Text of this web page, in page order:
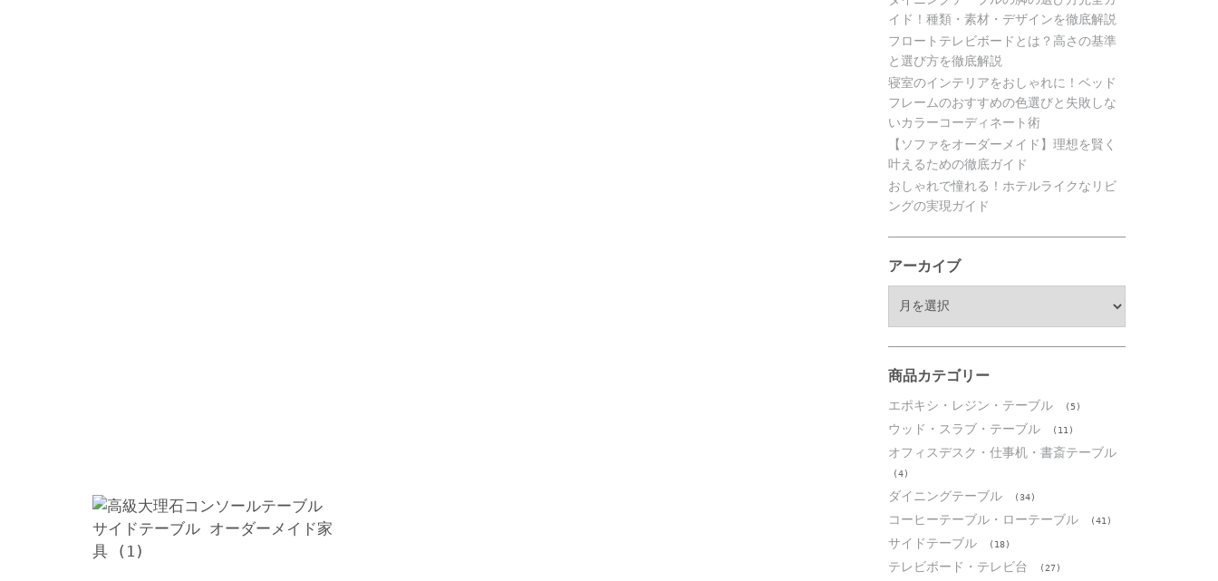
イド！種類・素材・デザインを徹底解説
フロートテレビボードとは？高さの基準
と選び方を徹底解説
寝室のインテリアをおしゃれに！ベッド
フレームのおすすめの色選びと失敗しな
いカラーコーディネート術
【ソファをオーダーメイド】理想を賢く
叶えるための徹底ガイド
おしゃれで憧れる！ホテルライクなリビ
ングの実現ガイド
アーカイブ
ブ
商品カテゴリー
エポキシ・レジン・テーブル (5)
ウッド・スラブ・テーブル (11)
オフィスデスク・仕事机・書斎テーブル
(4)
ダイニングテーブル (34)
コーヒーテーブル・ローテーブル (41)
サイドテーブル (18)
テレビボード・テレビ台 (27)